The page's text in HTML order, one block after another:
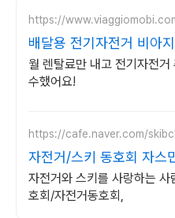
https://
배달용 전기자전거 비아
가뿐하게 자전거마련
월 렌탈료만 내고 전기자전거
수했어요!
https://cafe.naver.com/
자전거/스키 동호회 자스
자전거와 스키를 사랑하는
호회/자전거동호회,